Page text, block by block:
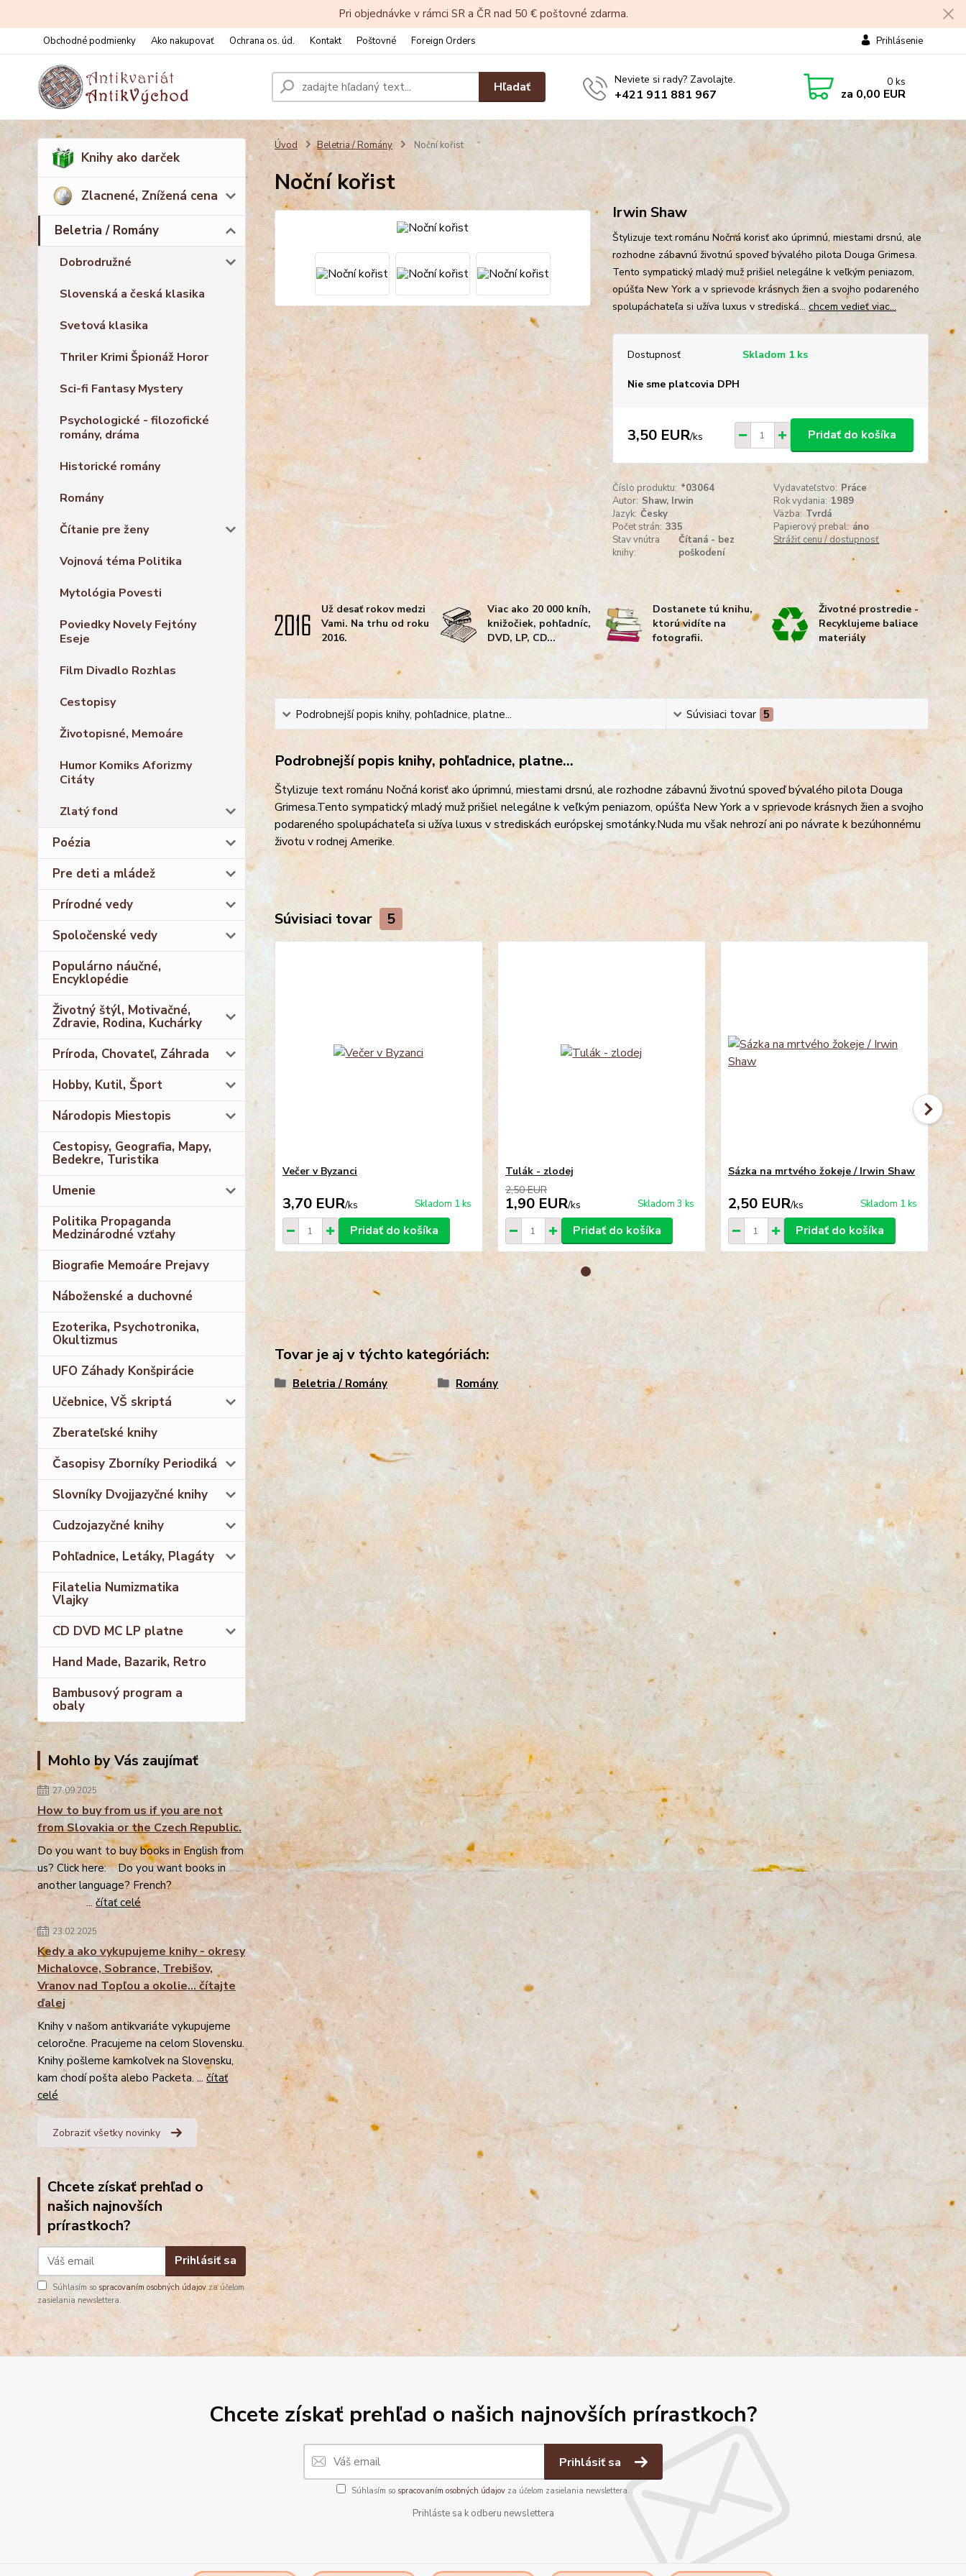
Pri objednávke v rámci SR a ČR nad 50 € poštovné zdarma.
Obchodné podmienky Ako nakupovať Ochrana os. úd. Kontakt Poštovné Foreign Orders Prihlásenie
Hľadať Neviete si rady? Zavolajte.
+421 911 881 967
0 ks
za 0,00 EUR
Knihy ako darček
Zlacnené, Znížená cena
Beletria / Romány
Dobrodružné
Slovenská a česká klasika
Svetová klasika
Thriler Krimi Špionáž Horor
Sci-fi Fantasy Mystery
Psychologické - filozofické
romány, dráma
Historické romány
Romány
Čítanie pre ženy
Vojnová téma Politika
Mytológia Povesti
Poviedky Novely Fejtóny
Eseje
Film Divadlo Rozhlas
Cestopisy
Životopisné, Memoáre
Humor Komiks Aforizmy
Citáty
Zlatý fond
Poézia
Pre deti a mládež
Prírodné vedy
Spoločenské vedy
Populárno náučné,
Encyklopédie
Životný štýl, Motivačné,
Zdravie, Rodina, Kuchárky
Príroda, Chovateľ, Záhrada
Hobby, Kutil, Šport
Národopis Miestopis
Cestopisy, Geografia, Mapy,
Bedekre, Turistika
Umenie
Politika Propaganda
Medzinárodné vzťahy
Biografie Memoáre Prejavy
Náboženské a duchovné
Ezoterika, Psychotronika,
Okultizmus
UFO Záhady Konšpirácie
Učebnice, VŠ skriptá
Zberateľské knihy
Časopisy Zborníky Periodiká
Slovníky Dvojjazyčné knihy
Cudzojazyčné knihy
Pohľadnice, Letáky, Plagáty
Filatelia Numizmatika
Vlajky
CD DVD MC LP platne
Hand Made, Bazarik, Retro
Bambusový program a
obaly
Mohlo by Vás zaujímať
27.09.2025
How to buy from us if you are not
from Slovakia or the Czech Republic.
Do you want to buy books in English from
us? Click here: Do you want books in
another language? French?
... čítať celé
23.02.2025
Kedy a ako vykupujeme knihy - okresy
Michalovce, Sobrance, Trebišov,
Vranov nad Topľou a okolie... čítajte
ďalej
Knihy v našom antikvariáte vykupujeme
celoročne. Pracujeme na celom Slovensku.
Knihy pošleme kamkoľvek na Slovensku,
kam chodí pošta alebo Packeta. ... čítať
celé
Zobraziť všetky novinky
Chcete získať prehľad o
našich najnovších
prírastkoch?
Prihlásiť sa
Súhlasím so spracovaním osobných údajov za účelom
zasielania newslettera.
Úvod Beletria / Romány Noční kořist
Noční kořist
Irwin Shaw
Štylizuje text románu Nočná korisť ako úprimnú, miestami drsnú, ale
rozhodne zábavnú životnú spoveď bývalého pilota Douga Grimesa.
Tento sympatický mladý muž prišiel nelegálne k veľkým peniazom,
opúšťa New York a v sprievode krásnych žien a svojho podareného
spolupáchateľa si užíva luxus v strediská... chcem vedieť viac...
Dostupnosť Skladom 1 ks
Nie sme platcovia DPH
3,50 EUR/ks Pridať do košíka
Číslo produktu: *03064 Vydavateľstvo: Práce
Autor: Shaw, Irwin Rok vydania: 1989
Jazyk: Česky Väzba: Tvrdá
Počet strán: 335 Papierový prebal: áno
Stav vnútra
knihy:
Čítaná - bez
poškodení
Strážiť cenu / dostupnosť
Už desať rokov medzi
Vami. Na trhu od roku
2016.
Viac ako 20 000 kníh,
knižočiek, pohľadníc,
DVD, LP, CD...
Dostanete tú knihu,
ktorú vidíte na
fotografii.
Životné prostredie -
Recyklujeme baliace
materiály
Podrobnejší popis knihy, pohľadnice, platne... Súvisiaci tovar 5
Podrobnejší popis knihy, pohľadnice, platne...
Štylizuje text románu Nočná korisť ako úprimnú, miestami drsnú, ale rozhodne zábavnú životnú spoveď bývalého pilota Douga
Grimesa.Tento sympatický mladý muž prišiel nelegálne k veľkým peniazom, opúšťa New York a v sprievode krásnych žien a svojho
podareného spolupáchateľa si užíva luxus v strediskách európskej smotánky.Nuda mu však nehrozí ani po návrate k bezúhonnému
životu v rodnej Amerike.
Súvisiaci tovar 5
Večer v Byzanci
3,70 EUR/ks Skladom 1 ks
Pridať do košíka
Tulák - zlodej
2,50 EUR
1,90 EUR/ks Skladom 3 ks
Pridať do košíka
Sázka na mrtvého žokeje / Irwin Shaw
2,50 EUR/ks Skladom 1 ks
Pridať do košíka
Tovar je aj v týchto kategóriách:
Beletria / Romány Romány
Chcete získať prehľad o našich najnovších prírastkoch?
Prihlásiť sa
Súhlasím so spracovaním osobných údajov za účelom zasielania newslettera.
Prihláste sa k odberu newslettera